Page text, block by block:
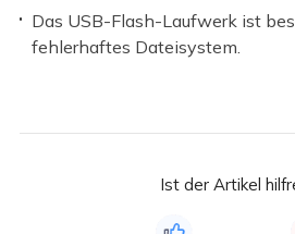
Das USB-Flash-Laufwerk ist
fehlerhaftes Dateisystem.
Ist der Artikel